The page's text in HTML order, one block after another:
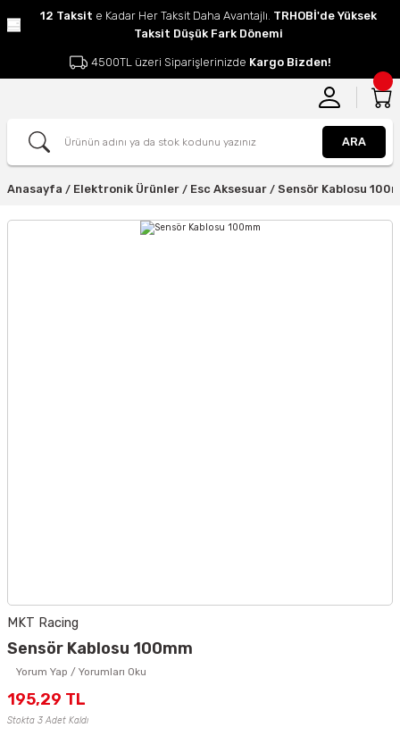
12 Taksit e Kadar Her Taksit Daha Avantajlı. TRHOBİ'de Yüksek
Taksit Düşük Fark Dönemi
4500TL üzeri Siparişlerinizde Kargo Bizden!
ARA
Anasayfa Elektronik Ürünler Esc Aksesuar Sensör Kablosu
MKT Racing
Sensör Kablosu 100mm
Yorum Yap / Yorumları Oku
195,29 TL
Stokta 3 Adet Kaldı